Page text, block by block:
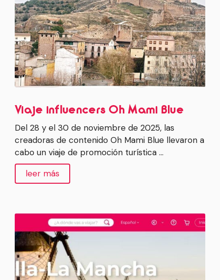
Viaje influencers Oh Mami Blue
Del 28 y el 30 de noviembre de 2025, las
creadoras de contenido Oh Mami Blue llevaron a
cabo un viaje de promoción turística …
leer más